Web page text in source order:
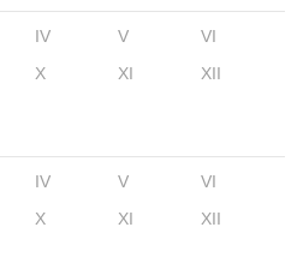
IV V
VI
X XI XII
IV V
VI
X XI XII